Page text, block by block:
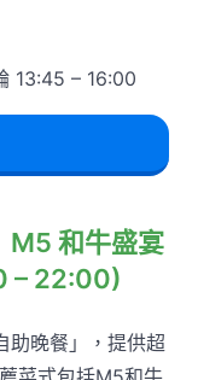
13:45 – 16:00
M5 和牛盛宴
– 22:00)
助晚餐」，提供超